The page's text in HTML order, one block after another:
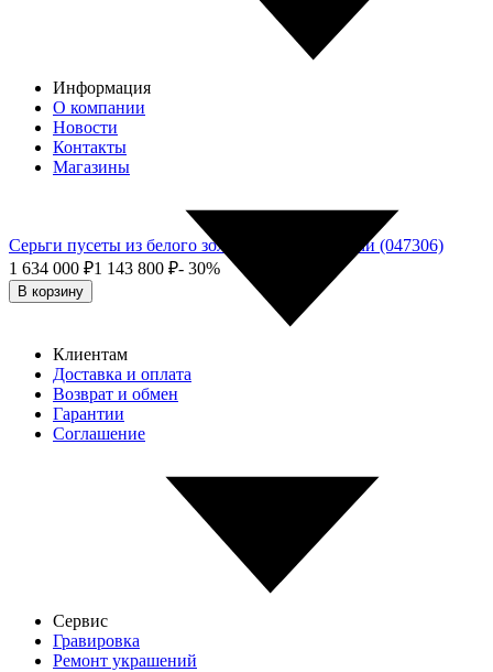
Серьги пусеты из белого золота с бриллиантами (047306)
1 634 000 ₽1 143 800 ₽- 30%
В корзину
Информация
О компании
Новости
Контакты
Магазины
Клиентам
Доставка и оплата
Возврат и обмен
Гарантии
Соглашение
Сервис
Гравировка
Ремонт украшений